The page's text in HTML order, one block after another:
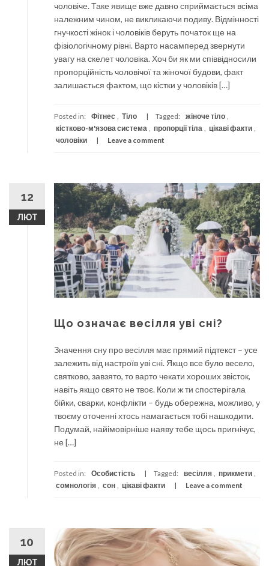
чоловіче. Таке явище вже давно сприймається всіма
належним чином, не викликаючи подиву. Відмінності
гнучкості жінок і чоловіків беруть початок ще на
фізіологічному рівні. Варто насамперед звернути
увагу на скелет чоловіка. Хоч би як ми співвідносили
пропорційність чоловічої та жіночої будови, факт
залишається фактом, що кістки у чоловіків […]
Posted in: Фітнес Тіло Tagged: жіноче тіло
кістково-м'язова система
пропорції тіла цікаві факти
чоловіки
Leave a comment
12
ЛЮТ
Що означає весілля уві сні?
Значення сну про весілля має прямий підтекст – усе
залежить від настроїв уві сні. Якщо все було весело,
святково, завзято, то варто чекати хороших звісток,
навіть якщо свято не твоє. Коли ж ти спостерігала
бійки, сварки, конфлікти – будь обережна, можливо, у
твоєму оточенні хтось намагається тобі нашкодити.
Подумай, найімовірніше наяву тебе щось пригнічує,
не […]
Posted in: Особистість Tagged: весілля , прикмети ,
сомнологія , сон , цікаві факти Leave a comment
10
ЛЮТ